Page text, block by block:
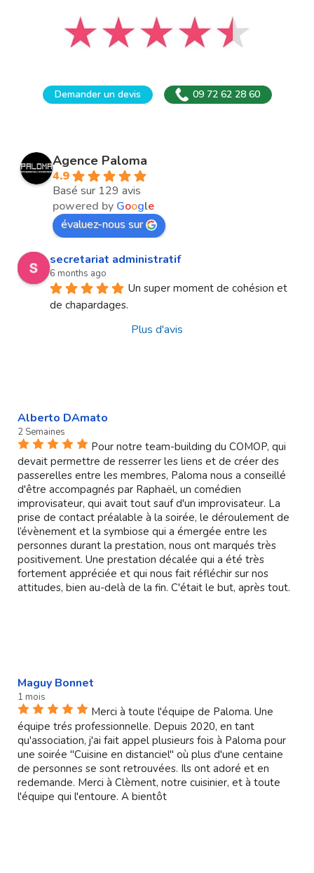
Demander un devis 09 72 62 28 60
Agence Paloma
4.9
Basé sur 129 avis
powered by Google
évaluez-nous sur
secretariat administratif
6 months ago
Un super moment de cohésion et
de chapardages.
Plus d'avis
Alberto DAmato
2 Semaines
Pour notre team-building du COMOP, qui
devait permettre de resserrer les liens et de créer des
passerelles entre les membres, Paloma nous a conseillé
d'être accompagnés par Raphaël, un comédien
improvisateur, qui avait tout sauf d'un improvisateur. La
prise de contact préalable à la soirée, le déroulement de
l’évènement et la symbiose qui a émergée entre les
personnes durant la prestation, nous ont marqués très
positivement. Une prestation décalée qui a été très
fortement appréciée et qui nous fait réfléchir sur nos
attitudes, bien au-delà de la fin. C'était le but, après tout.
Maguy Bonnet
1 mois
Merci à toute l'équipe de Paloma. Une
équipe trés professionnelle. Depuis 2020, en tant
qu'association, j'ai fait appel plusieurs fois à Paloma pour
une soirée "Cuisine en distanciel" où plus d'une centaine
de personnes se sont retrouvées. Ils ont adoré et en
redemande. Merci à Clèment, notre cuisinier, et à toute
l'équipe qui l'entoure. A bientôt